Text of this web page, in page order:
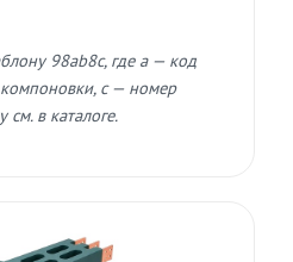
98ab8c, где a — код
c — номер
в каталоге.